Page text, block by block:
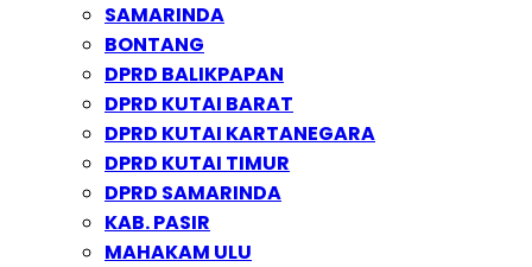
SAMARINDA
BONTANG
DPRD BALIKPAPAN
DPRD KUTAI BARAT
DPRD KUTAI KARTANEGARA
DPRD KUTAI TIMUR
DPRD SAMARINDA
KAB. PASIR
MAHAKAM ULU